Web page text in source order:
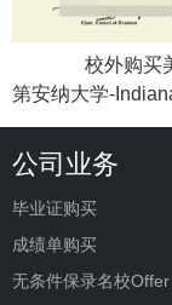
校外购买美国
第安纳大学-
公司业务
毕业证购买
成绩单购买
无条件保录名校Offer